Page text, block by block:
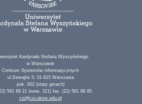
Kardynała Stefana Wyszyńskiego
w Warszawie
Centrum Systemów Informatycznych
ul Dewajtis 5, 01-815 Warszawa
pok. 002 (stary gmach)
561 89 21 (wew. 321) fax. (22) 561 89 95
csi@csi.uksw.edu.pl